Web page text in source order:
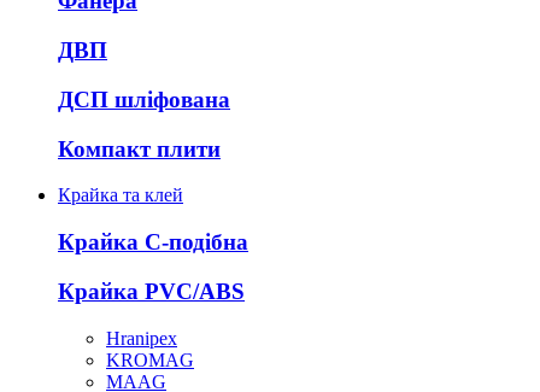
ДВП
ДСП шліфована
Компакт плити
Крайка та клей
Крайка С-подібна
Крайка PVC/ABS
Hranipex
KROMAG
MAAG